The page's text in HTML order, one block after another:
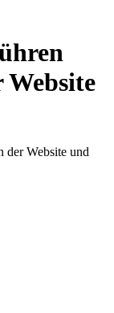
Website
der Website und